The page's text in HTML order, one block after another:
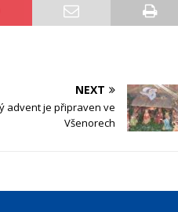
NEXT
advent je připraven ve
Všenorech